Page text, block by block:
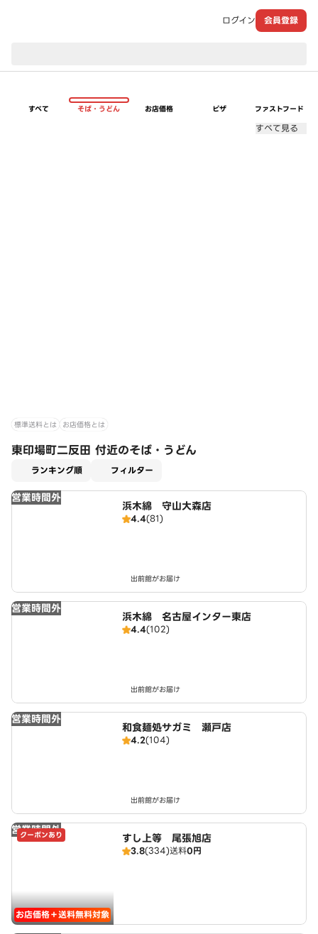
ログイン 会員登録
すべて そば・うどん お店価格 ピザ ファストフード
すべて見る
標準送料とは お店価格とは
東印場町二反田 付近のそば・うどん
ランキング順 フィルター
営業時間外
浜木綿 守山大森店
4.4(81)
出前館がお届け
営業時間外
浜木綿 名古屋インター東店
4.4(102)
出前館がお届け
営業時間外
和食麺処サガミ 瀬戸店
4.2(104)
出前館がお届け
営業時間外
クーポンあり
お店価格＋送料無料対象
すし上等 尾張旭店
3.8(334)送料0円